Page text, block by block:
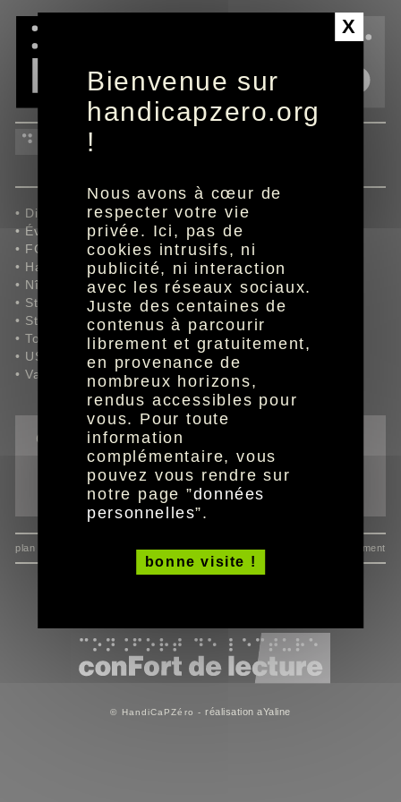
4ème journée du 21 au 24
• Dijon FCO/RC Lens,
• Évian TG FC/Chamois Niortais FC,
• FC Sochaux-Montbéliard/Paris FC,
• Havre AC/Clermont Foot 63,
• Nîmes Olympique/AS Nancy-Lorraine,
• Stade Brestois 29/AC Ajaccio,
• Stade Lavallois/Red Star FC,
• Tours FC/AJ Auxerre,
• US Créteil Lusitanos/FC Metz,
• Valenciennes FC/Bourg en Bresse 01.
outils
imprimer la page
envoyer à un ami
plan du site données personnelles mentions consentement
© HandiCaPZéro -réalisation aYaline
X
Bienvenue sur
handicapzero.org
!
Nous avons à cœur de
respecter votre vie
privée. Ici, pas de
cookies intrusifs, ni
publicité, ni interaction
avec les réseaux sociaux.
Juste des centaines de
contenus à parcourir
librement et gratuitement,
en provenance de
nombreux horizons,
rendus accessibles pour
vous. Pour toute
information
complémentaire, vous
pouvez vous rendre sur
notre page ”données
personnelles”.
bonne visite !